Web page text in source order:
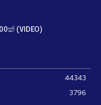
(VIDEO)
44343
3796